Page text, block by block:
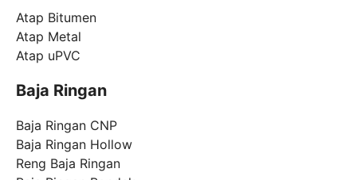
Atap Bitumen
Atap Metal
Atap uPVC
Baja Ringan
Baja Ringan CNP
Baja Ringan Hollow
Reng Baja Ringan